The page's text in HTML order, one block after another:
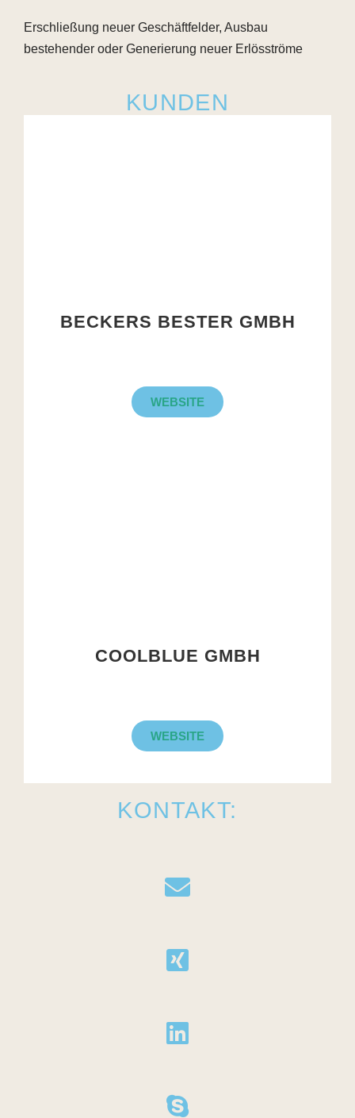
Erschließung neuer Geschäftfelder, Ausbau
bestehender oder Generierung neuer Erlösströme
KUNDEN
BECKERS BESTER GMBH
WEBSITE
COOLBLUE GMBH
WEBSITE
KONTAKT: